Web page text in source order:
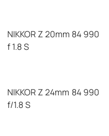
NIKKOR Z 20mm
f 1.8 S
84 990
NIKKOR Z 24mm
f/1.8 S
84 990